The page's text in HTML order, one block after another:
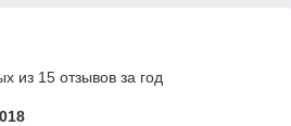
из 15 отзывов за год